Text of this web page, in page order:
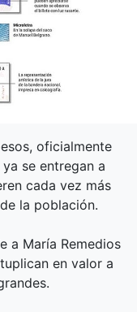
oficialmente
se entregan a
cada vez más
la población.
a María Remedios
en valor a